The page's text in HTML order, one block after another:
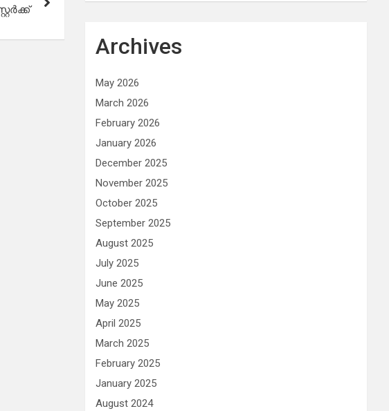
Archives
May 2026
March 2026
February 2026
January 2026
December 2025
November 2025
October 2025
September 2025
August 2025
July 2025
June 2025
May 2025
April 2025
March 2025
February 2025
January 2025
August 2024